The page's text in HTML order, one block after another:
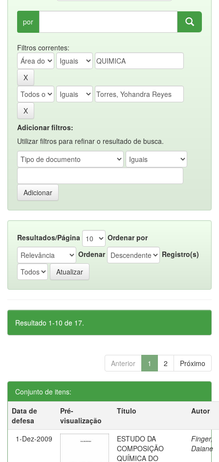
por
Filtros correntes:
Adicionar filtros:
Utilizar filtros para refinar o resultado de busca.
Resultados/Página
Ordenar por
Ordenar
Registro(s)
Resultado 1-10 de 17.
Anterior 1 2 Próximo
Conjunto de itens:
Data de
defesa
Pré-
visualização
Título Autor
1-Dez-2009
ESTUDO DA
COMPOSIÇÃO
QUÍMICA DO
Finger,
Daiane